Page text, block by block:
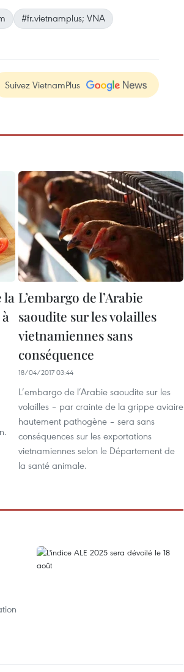
#fr.vietnamplus; VNA
Suivez VietnamPlus
la L’embargo de l’Arabie
saoudite sur les volailles
vietnamiennes sans
conséquence
18/04/2017 03:44
L’embargo de l’Arabie saoudite sur les
volailles – par crainte de la grippe aviaire
hautement pathogène – sera sans
conséquences sur les exportations
vietnamiennes selon le Département de
la santé animale.